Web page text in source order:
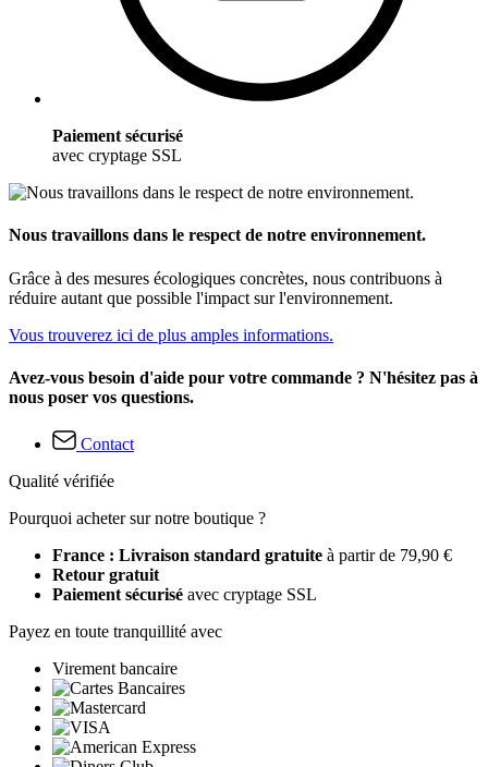
Paiement sécurisé
avec cryptage SSL
Nous travaillons dans le respect de notre environnement.
Grâce à des mesures écologiques concrètes, nous contribuons à
réduire autant que possible l'impact sur l'environnement.
Vous trouverez ici de plus amples informations.
Avez-vous besoin d'aide pour votre commande ? N'hésitez pas à
nous poser vos questions.
Contact
Qualité vérifiée
Pourquoi acheter sur notre boutique ?
France : Livraison standard gratuite à partir de 79,90 €
Retour gratuit
Paiement sécurisé avec cryptage SSL
Payez en toute tranquillité avec
Virement bancaire